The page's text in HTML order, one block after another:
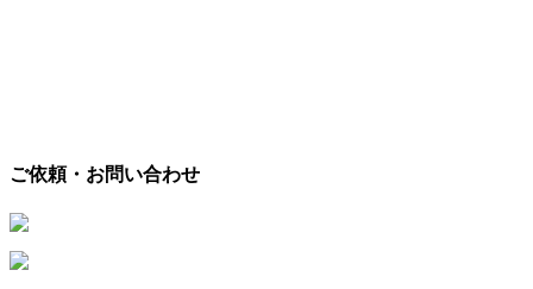
ご依頼・お問い合わせ